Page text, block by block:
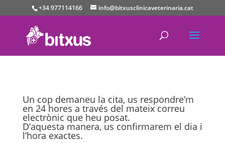
+34 977114166 info@bitxusclinicaveterinaria.cat
Un cop demaneu la cita, us respondre’m
en 24 hores a través del mateix correu
electrònic que heu posat.
D’aquesta manera, us confirmarem el dia i
l’hora exactes.